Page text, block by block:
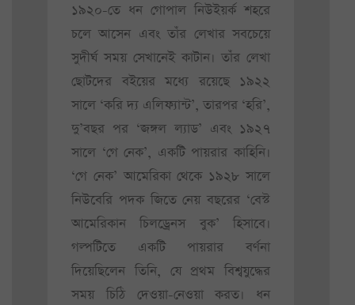
১৯২০-তে ধন গোপাল নিউইয়র্ক শহরে
চলে আসেন এবং তাঁর লেখার সবচেয়ে
সুদীর্ঘ সময় সেখানেই কাটান। তাঁর লেখা
ছোটদের বইয়ের মধ্যে রয়েছে ১৯২২
সালে ‘করি দ্য এলিফ্যান্ট’, তারপর ‘হরি’,
দু’বছর পর ‘জঙ্গল ল্যাড’ এবং ১৯২৭
সালে ‘গে নেক’, একটি পায়রার কাহিনি।
‘গে নেক’ আমেরিকা থেকে ১৯২৮ সালে
নিউবেরি পদক জিতে নেয় বছরের ‘বেস্ট
আমেরিকান চিলড্রেনস বুক’ হিসাবে।
গল্পটিতে একটি পায়রার বর্ণনা
দিয়েছিলেন তিনি, যে প্রথম বিশ্বযুদ্ধের
সময় চিঠি দেওয়া-নেওয়া করত। ধন